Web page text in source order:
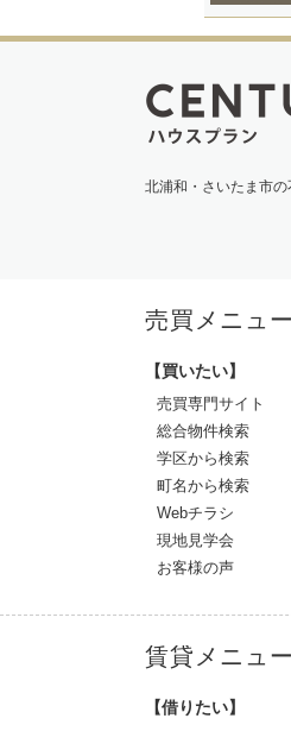
北浦和・さいたま市
売買メニュー
【買いたい】
売買専門サイト
総合物件検索
学区から検索
町名から検索
Webチラシ
現地見学会
お客様の声
賃貸メニュー
【借りたい】